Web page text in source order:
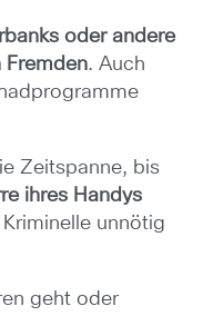
oder andere
Fremden. Auch
Zeitspanne, bis
ihres Handys
unnötig
geht oder